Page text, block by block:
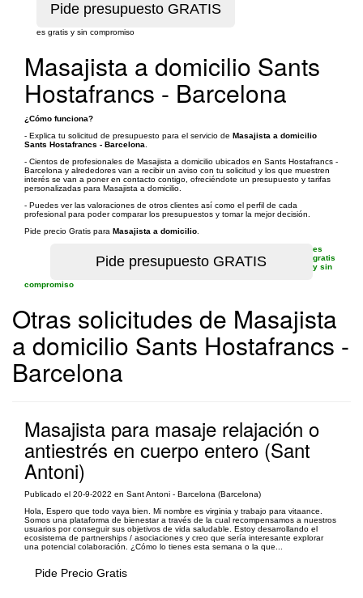
es gratis y sin compromiso
Masajista a domicilio Sants
Hostafrancs - Barcelona
¿Cómo funciona?
- Explica tu solicitud de presupuesto para el servicio de Masajista a domicilio
Sants Hostafrancs - Barcelona
- Cientos de profesionales de Masajista a domicilio ubicados en Sants Hostafrancs -
Barcelona y alrededores van a recibir un aviso con tu solicitud y los que muestren
interés se van a poner en contacto contigo, ofreciéndote un presupuesto y tarifas
personalizadas para Masajista a domicilio.
- Puedes ver las valoraciones de otros clientes así como el perfil de cada
profesional para poder comparar los presupuestos y tomar la mejor decisión.
Pide precio Gratis para Masajista a domicilio
es
gratis
y sin
compromiso
Otras solicitudes de Masajista
a domicilio Sants Hostafrancs -
Barcelona
Masajista para masaje relajación o
antiestrés en cuerpo entero (Sant
Antoni)
Publicado el 20-9-2022 en Sant Antoni - Barcelona (Barcelona)
Hola, Espero que todo vaya bien. Mi nombre es virginia y trabajo para vitaance.
Somos una plataforma de bienestar a través de la cual recompensamos a nuestros
usuarios por conseguir sus objetivos de vida saludable. Estoy desarrollando el
ecosistema de partnerships / asociaciones y creo que sería interesante explorar
una potencial colaboración. ¿Cómo lo tienes esta semana o la que...
Pide Precio Gratis